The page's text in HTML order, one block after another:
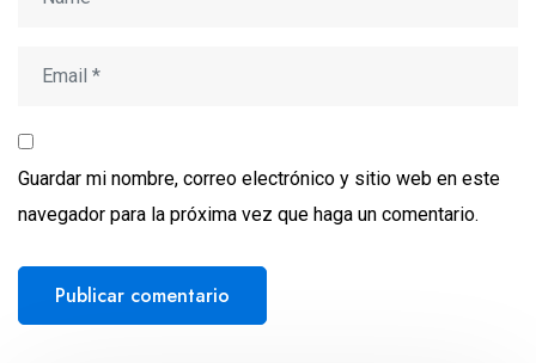
Guardar mi nombre, correo electrónico y sitio web en este
navegador para la próxima vez que haga un comentario.